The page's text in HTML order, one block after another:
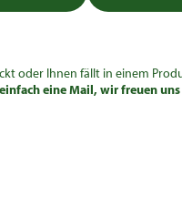
oder Ihnen fällt in einem
eine Mail, wir freuen